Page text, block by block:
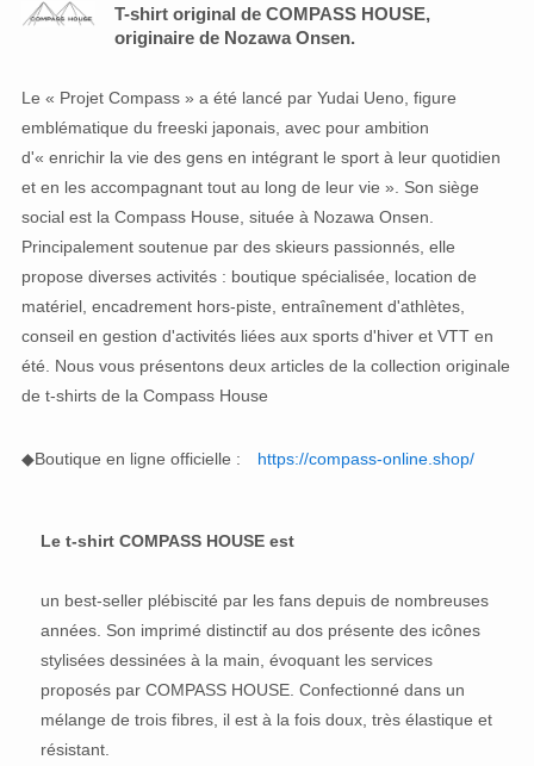
T-shirt original de COMPASS HOUSE,
originaire de Nozawa Onsen.
Le « Projet Compass » a été lancé par Yudai Ueno, figure
emblématique du freeski japonais, avec pour ambition
d'« enrichir la vie des gens en intégrant le sport à leur quotidien
et en les accompagnant tout au long de leur vie ». Son siège
social est la Compass House, située à Nozawa Onsen.
Principalement soutenue par des skieurs passionnés, elle
propose diverses activités : boutique spécialisée, location de
matériel, encadrement hors-piste, entraînement d'athlètes,
conseil en gestion d'activités liées aux sports d'hiver et VTT en
été. Nous vous présentons deux articles de la collection originale
de t-shirts de la Compass House
◆Boutique en ligne officielle : https://compass-online.shop/
Le t-shirt COMPASS HOUSE est
un best-seller plébiscité par les fans depuis de nombreuses
années. Son imprimé distinctif au dos présente des icônes
stylisées dessinées à la main, évoquant les services
proposés par COMPASS HOUSE. Confectionné dans un
mélange de trois fibres, il est à la fois doux, très élastique et
résistant.